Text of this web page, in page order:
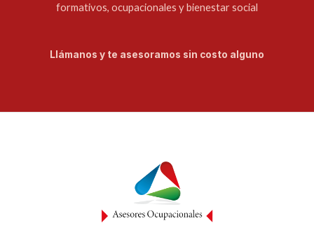
formativos, ocupacionales y bienestar social
Llámanos y te asesoramos sin costo alguno